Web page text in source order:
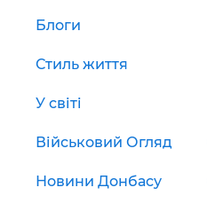
Блоги
Стиль життя
У світі
Військовий Огляд
Новини Донбасу